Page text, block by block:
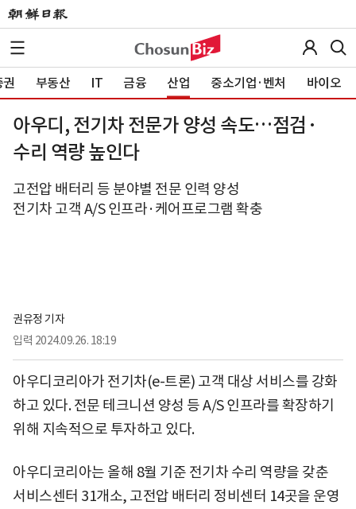
부동산 IT 금융 산업 중소기업·벤처 바이오
아우디, 전기차 전문가 양성 속도…점검·
수리 역량 높인다
고전압 배터리 등 분야별 전문 인력 양성
전기차 고객 A/S 인프라·케어프로그램 확충
권유정 기자
입력 2024.09.26. 18:19
아우디코리아가 전기차(e-트론) 고객 대상 서비스를 강화
하고 있다. 전문 테크니션 양성 등 A/S 인프라를 확장하기
위해 지속적으로 투자하고 있다.
아우디코리아는 올해 8월 기준 전기차 수리 역량을 갖춘
서비스센터 31개소, 고전압 배터리 정비센터 14곳을 운영